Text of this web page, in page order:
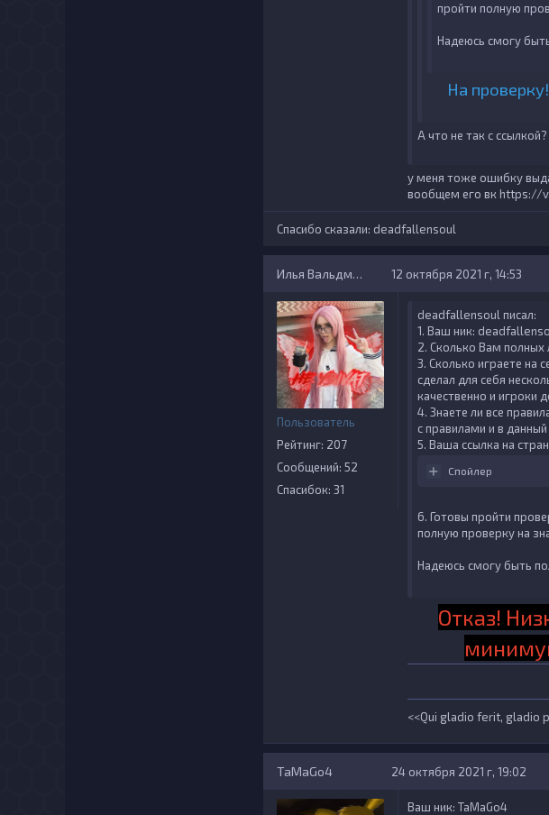
пройти полную
Надеюсь смогу
На
А что не так с
у меня тоже ошибку
вообщем его вк https://
Спасибо сказали: deadfallensoul
Илья Вальдман 12 октября 2021 г, 14:53
Пользователь
Рейтинг: 207
Сообщений: 52
Спасибок: 31
deadfallensoul писал:
1. Ваш ник:
2. Сколько Вам полных
3. Сколько играете на
сделал для себя
качественно и игроки
4. Знаете ли все
с правилами и в
5. Ваша ссылка на
Спойлер
6. Готовы пройти
полную проверку на
Надеюсь смогу быть
Отказ!
<<Qui gladio ferit, gladio
TaMaGo4 24 октября 2021 г, 19:02
Ваш ник: TaMaGo4